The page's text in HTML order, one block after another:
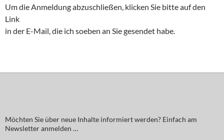
Um die Anmeldung abzuschließen, klicken Sie bitte auf den
Link
in der E-Mail, die ich soeben an Sie gesendet habe.
Möchten Sie über neue Inhalte informiert werden? Einfach am
Newsletter anmelden …